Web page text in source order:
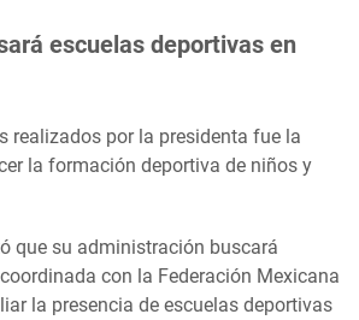
escuelas deportivas en
realizados por la presidenta fue la
la formación deportiva de niños y
que su administración buscará
con la Federación Mexicana
la presencia de escuelas deportivas